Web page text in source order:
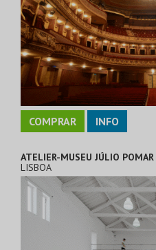
COMPRAR INFO
ATELIER-MUSEU JÚLIO POMAR
LISBOA